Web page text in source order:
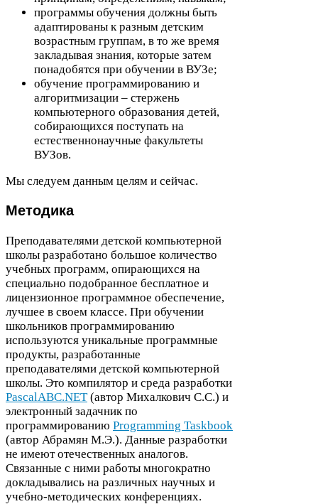
программы обучения должны быть
адаптированы к разным детским
возрастным группам, в то же время
закладывая знания, которые затем
понадобятся при обучении в ВУЗе;
обучение программированию и
алгоритмизации – стержень
компьютерного образования детей,
собирающихся поступать на
естественнонаучные факультеты
ВУЗов.
Мы следуем данным целям и сейчас.
Методика
Преподавателями детской компьютерной
школы разработано большое количество
учебных программ, опирающихся на
специально подобранное бесплатное и
лицензионное программное обеспечение,
лучшее в своем классе. При обучении
школьников программированию
используются уникальные программные
продукты, разработанные
преподавателями детской компьютерной
школы. Это компилятор и среда разработки
Pas​cal​ABC​.NET(автор Михалкович С.С.) и
электронный задачник по
программированию Pro­gram­ming Task­book
(автор Абрамян М.Э.). Данные разработки
не имеют отечественных аналогов.
Связанные с ними работы многократно
докладывались на различных научных и
учебно-​методических конференциях.